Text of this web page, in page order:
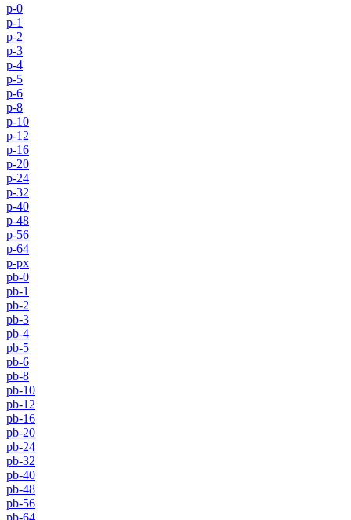
p-0
p-1
p-2
p-3
p-4
p-5
p-6
p-8
p-10
p-12
p-16
p-20
p-24
p-32
p-40
p-48
p-56
p-64
p-px
pb-0
pb-1
pb-2
pb-3
pb-4
pb-5
pb-6
pb-8
pb-10
pb-12
pb-16
pb-20
pb-24
pb-32
pb-40
pb-48
pb-56
pb-64